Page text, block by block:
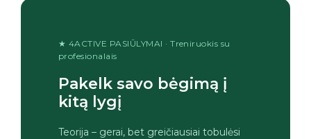
★ 4ACTIVE PASIŪLYMAI · Treniruokis su
profesionalais
Pakelk savo bėgimą į
kitą lygį
Teorija – gerai, bet greičiausiai tobulėsi